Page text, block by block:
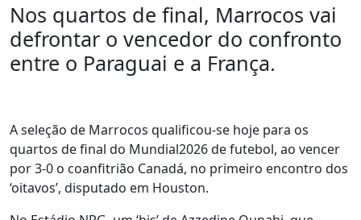
Nos quartos de final, Marrocos vai
defrontar o vencedor do confronto
entre o Paraguai e a França.
A seleção de Marrocos qualificou-se hoje para os
quartos de final do Mundial2026 de futebol, ao vencer
por 3-0 o coanfitrião Canadá, no primeiro encontro dos
‘oitavos’, disputado em Houston.